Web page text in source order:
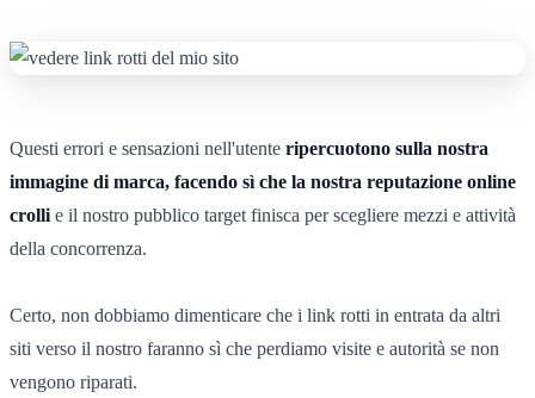
Questi errori e sensazioni nell'utente ripercuotono sulla nostra
immagine di marca, facendo sì che la nostra reputazione online
crolli e il nostro pubblico target finisca per scegliere mezzi e attività
della concorrenza.
Certo, non dobbiamo dimenticare che i link rotti in entrata da altri
siti verso il nostro faranno sì che perdiamo visite e autorità se non
vengono riparati.